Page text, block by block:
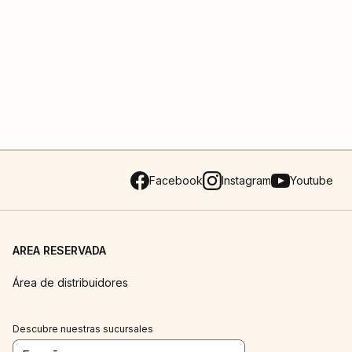
Facebook Instagram Youtube
AREA RESERVADA
Área de distribuidores
Descubre nuestras sucursales